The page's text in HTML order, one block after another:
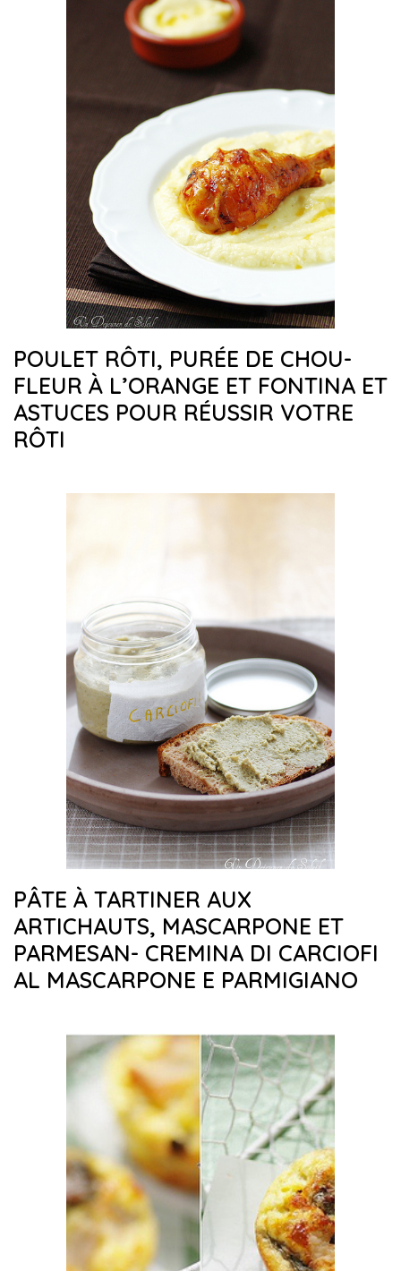
POULET RÔTI, PURÉE DE CHOU-
FLEUR À L’ORANGE ET FONTINA ET
ASTUCES POUR RÉUSSIR VOTRE
RÔTI
PÂTE À TARTINER AUX
ARTICHAUTS, MASCARPONE ET
PARMESAN- CREMINA DI CARCIOFI
AL MASCARPONE E PARMIGIANO